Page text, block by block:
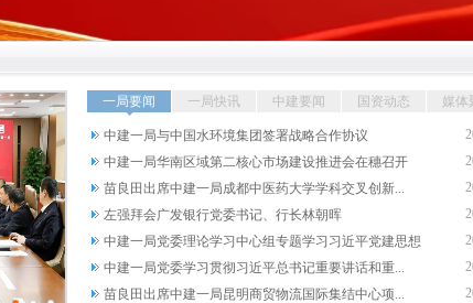
一局要闻 一局快讯 中建要闻 国资动态 媒体
中建一局与中国水环境集团签署战略合作协议
中建一局华南区域第二核心市场建设推进会在穗召开
苗良田出席中建一局成都中医药大学学科交叉创新...
左强拜会广发银行党委书记、行长林朝晖
中建一局党委理论学习中心组专题学习习近平党建思想
中建一局党委学习贯彻习近平总书记重要讲话和重...
苗良田出席中建一局昆明商贸物流国际集结中心项...